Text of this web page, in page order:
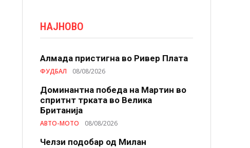
НАЈНОВО
Алмада пристигна во Ривер Плата
ФУДБАЛ 08/08/2026
Доминантна победа на Мартин во
спритнт трката во Велика
Британија
АВТО-МОТО 08/08/2026
Челзи подобaр од Милан